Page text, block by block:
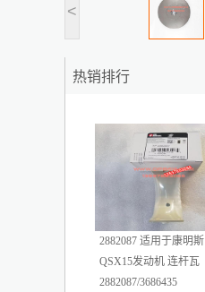
<
热销排行
2882087 适用于康明斯
QSX15发动机 连杆瓦
2882087/3686435